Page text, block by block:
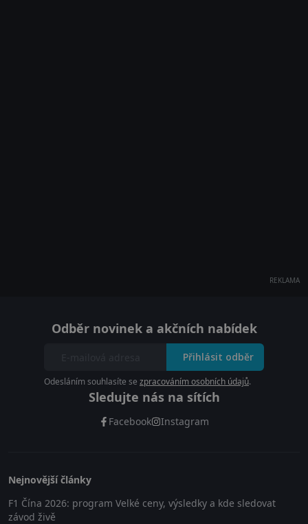
REKLAMA
Odběr novinek a akčních nabídek
Přihlásit odběr
Odesláním souhlasíte se zpracováním osobních údajů.
Sledujte nás na sítích
Facebook Instagram
Nejnovější články
F1 Čína 2026: program Velké ceny, výsledky a kde sledovat
závod živě